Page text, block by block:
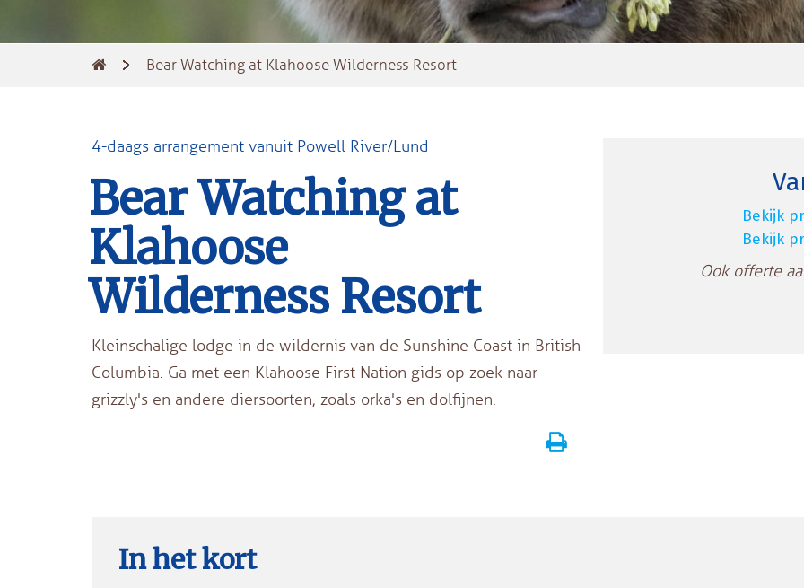
Bear Watching at Klahoose Wilderness Resort
4-daags arrangement vanuit Powell River/Lund
Bear Watching at
Klahoose
Wilderness Resort
Kleinschalige lodge in de wildernis van de Sunshine Coast in British
Columbia. Ga met een Klahoose First Nation gids op zoek naar
grizzly's en andere diersoorten, zoals orka's en dolfijnen.
Bekijk
Bekijk
Ook offerte
In het kort